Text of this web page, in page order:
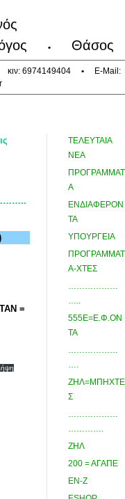
• Θάσος
κιν: 6974149404 •
E-Mail:
=
ΤΕΛΕΥΤΑΙΑ
ΝΕΑ
ΠΡΟΓΡΑΜΜΑΤ
Α
ΕΝΔΙΑΦΕΡΟΝ
ΤΑ
ΥΠΟΥΡΓΕΙΑ
ΠΡΟΓΡΑΜΜΑΤ
Α-ΧΤΕΣ
………………
…..
555Ε=Ε.Φ.ΟΝ
ΤΑ
………………
….
ΖΗΛ=ΜΠΗΧΤΕ
Σ
………………
………….
ΖΗΛ
200 = ΑΓΑΠΕ
ΕΝ-Ζ